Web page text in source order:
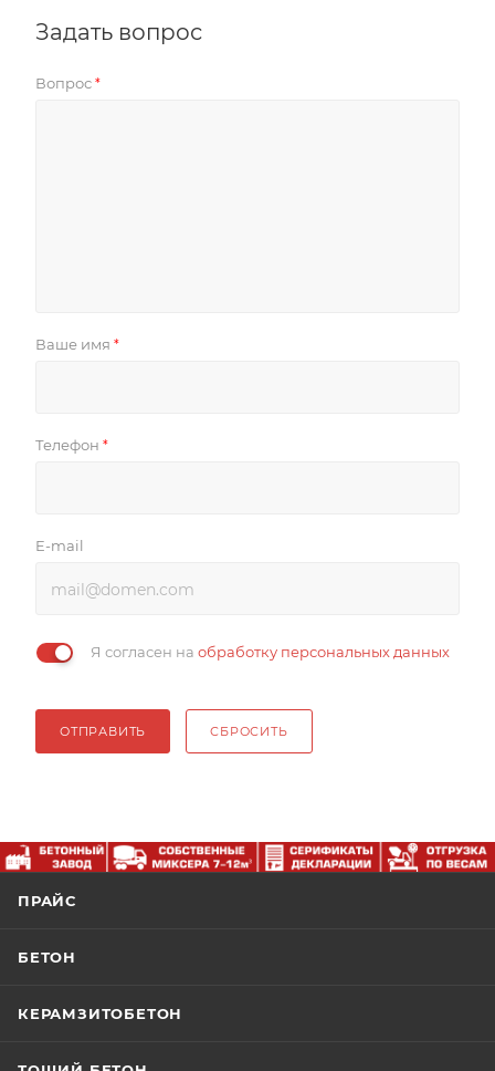
Задать вопрос
Вопрос *
Ваше имя *
Телефон *
E-mail
Я согласен на обработку персональных данных
ОТПРАВИТЬ СБРОСИТЬ
ПРАЙС
БЕТОН
КЕРАМЗИТОБЕТОН